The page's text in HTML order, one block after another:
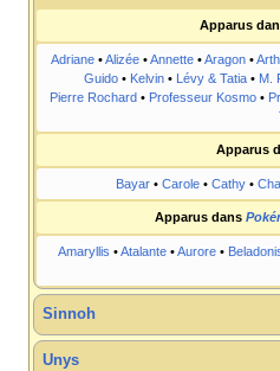
Apparus
Adriane•Alizée•Annette•Aragon•
Guido • Kelvin • Lévy & Tatia • M.
Pierre Rochard • Professeur Kosmo •
Apparus
Bayar • Carole • Cathy •
Apparus dans
Amaryllis •Atalante •Aurore •
Sinnoh
Unys